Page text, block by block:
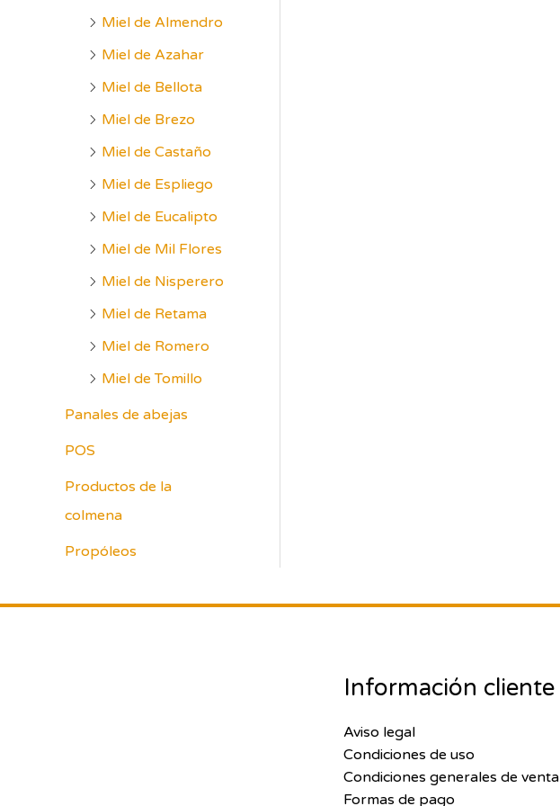
Miel de Almendro
Miel de Azahar
Miel de Bellota
Miel de Brezo
Miel de Castaño
Miel de Espliego
Miel de Eucalipto
Miel de Mil Flores
Miel de Nisperero
Miel de Retama
Miel de Romero
Miel de Tomillo
Panales de abejas
POS
Productos de la
colmena
Propóleos
Información cliente
Aviso legal
Condiciones de uso
Condiciones generales de venta
Formas de pago